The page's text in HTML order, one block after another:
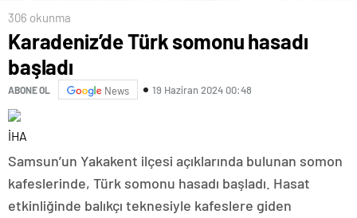
306 okunma
Karadeniz’de Türk somonu hasadı
başladı
ABONE OL News 19 Haziran 2024 00:48
İHA
Samsun’un Yakakent ilçesi açıklarında bulunan somon
kafeslerinde, Türk somonu hasadı başladı. Hasat
etkinliğinde balıkçı teknesiyle kafeslere giden